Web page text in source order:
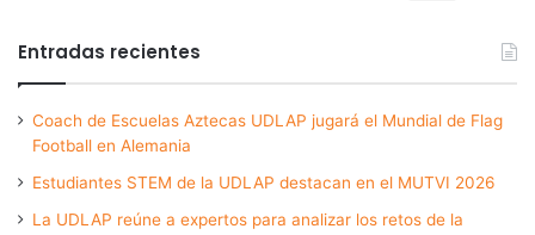
Entradas recientes
Coach de Escuelas Aztecas UDLAP jugará el Mundial de Flag
Football en Alemania
Estudiantes STEM de la UDLAP destacan en el MUTVI 2026
La UDLAP reúne a expertos para analizar los retos de la